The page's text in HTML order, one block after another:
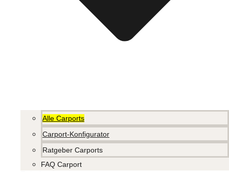
Alle Carports
Carport-Konfigurator
Ratgeber Carports
FAQ Carport